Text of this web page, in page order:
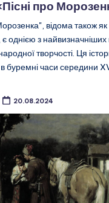
про
відома також
однією з
творчості. Ця
буремні часи середини
20.08.2024